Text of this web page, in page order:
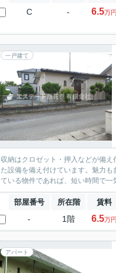
C - 6.5万円
一戸建て
収納はクロゼット・押入などが備
た設備を備え付けています。魅力
ている物件であれば、短い時間で
部屋番号 所在階 賃料
- 1階 6.5万円
アパート